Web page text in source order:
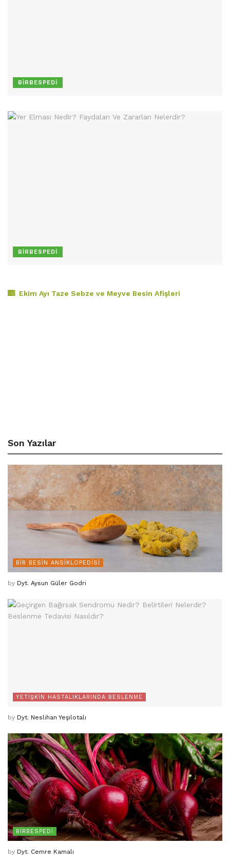
BIRBESPEDI
BIRBESPEDI
Ekim Ayı Taze Sebze ve Meyve Besin Afişleri
Son Yazılar
BIR BESIN ANSIKLOPEDISI
by Dyt. Aysun Güler Godri
YETIŞKIN HASTALIKLARINDA BESLENME
by Dyt. Neslihan Yeşilotalı
BIRBESPEDI
by Dyt. Cemre Kamalı